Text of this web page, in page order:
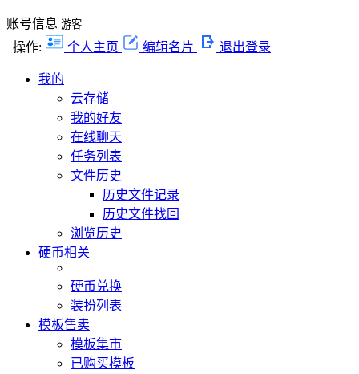
账号信息 游客
操作: 个人主页 编辑名片 退出登录
我的
云存储
我的好友
在线聊天
任务列表
文件历史
历史文件记录
历史文件找回
浏览历史
硬币相关
硬币兑换
装扮列表
模板售卖
模板集市
已购买模板